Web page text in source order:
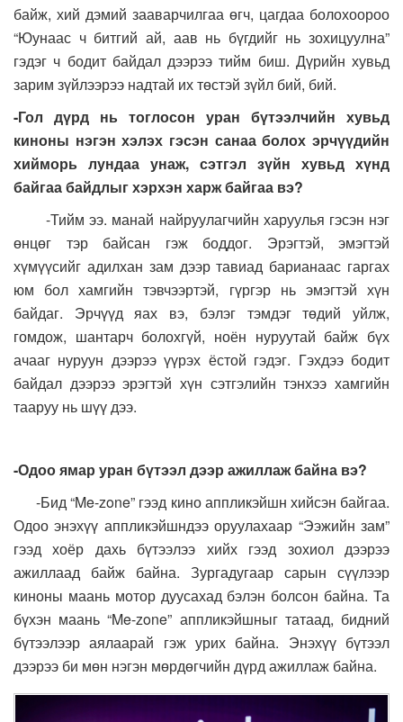
байж, хий дэмий зааварчилгаа өгч, цагдаа болохоороо
“Юунаас ч битгий ай, аав нь бүгдийг нь зохицуулна”
гэдэг ч бодит байдал дээрээ тийм биш. Дүрийн хувьд
зарим зүйлээрээ надтай их төстэй зүйл бий, бий.
-Гол дүрд нь тоглосон уран бүтээлчийн хувьд
киноны нэгэн хэлэх гэсэн санаа болох эрчүүдийн
хийморь лундаа унаж, сэтгэл зүйн хувьд хүнд
байгаа байдлыг хэрхэн харж байгаа вэ?
-Тийм ээ. манай найруулагчийн харуулья гэсэн нэг
өнцөг тэр байсан гэж боддог. Эрэгтэй, эмэгтэй
хүмүүсийг адилхан зам дээр тавиад барианаас гаргах
юм бол хамгийн тэвчээртэй, гүргэр нь эмэгтэй хүн
байдаг. Эрчүүд яах вэ, бэлэг тэмдэг төдий уйлж,
гомдож, шантарч болохгүй, ноён нуруутай байж бүх
ачааг нуруун дээрээ үүрэх ёстой гэдэг. Гэхдээ бодит
байдал дээрээ эрэгтэй хүн сэтгэлийн тэнхээ хамгийн
тааруу нь шүү дээ.
-Одоо ямар уран бүтээл дээр ажиллаж байна вэ?
-Бид “Me-zone” гээд кино аппликэйшн хийсэн байгаа.
Одоо энэхүү аппликэйшндээ оруулахаар “Ээжийн зам”
гээд хоёр дахь бүтээлээ хийх гээд зохиол дээрээ
ажиллаад байж байна. Зургадугаар сарын сүүлээр
киноны маань мотор дуусахад бэлэн болсон байна. Та
бүхэн маань “Me-zone” аппликэйшныг татаад, бидний
бүтээлээр аялаарай гэж урих байна. Энэхүү бүтээл
дээрээ би мөн нэгэн мөрдөгчийн дүрд ажиллаж байна.